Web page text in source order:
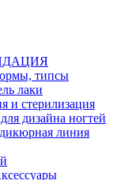
типсы
лаки
и стерилизация
дизайна ногтей
линия